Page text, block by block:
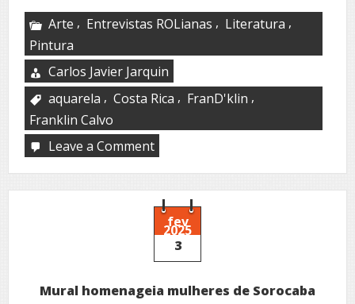
Arte , Entrevistas ROLianas , Literatura ,
Pintura
Carlos Javier Jarquin
aquarela , Costa Rica , FranD'klin ,
Franklin Calvo
Leave a Commenton
Calvo
fev
2025
3
Mural homenageia mulheres de Sorocaba